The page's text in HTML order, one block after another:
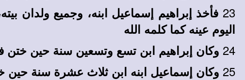
23 فأخذ إبراهيم إسماعيل ابنه، وجميع ولدان
اليوم عينه كما كلمه الله
24 وكان إبراهيم ابن تسع وتسعين سنة حين ختن
25 وكان إسماعيل ابنه ابن ثلاث عشرة سنة حين